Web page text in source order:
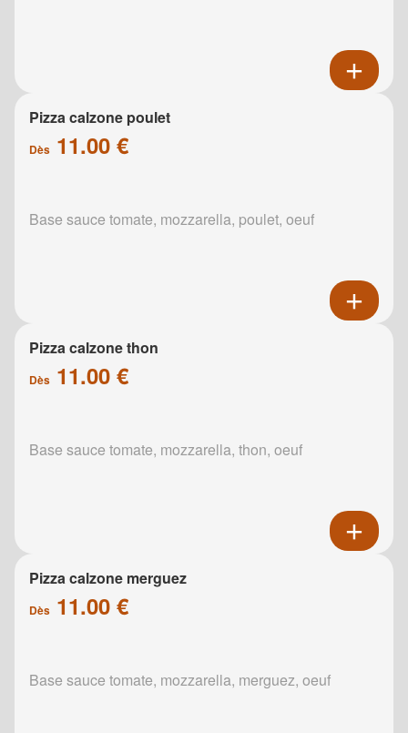
Pizza calzone poulet
Dès 11.00 €
Base sauce tomate, mozzarella, poulet, oeuf
Pizza calzone thon
Dès 11.00 €
Base sauce tomate, mozzarella, thon, oeuf
Pizza calzone merguez
Dès 11.00 €
Base sauce tomate, mozzarella, merguez, oeuf